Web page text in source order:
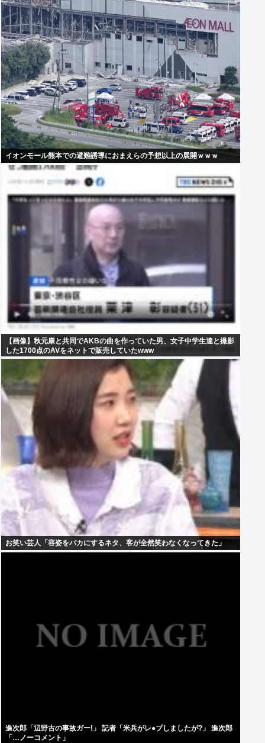
イオンモール熊本での避難誘導におまえらの予想以上の展開ｗｗｗ
【画像】秋元康と共同でAKBの曲を作っていた男、女子中学生達と撮影
した1700点のAVをネットで販売していたwww
お笑い芸人「容姿をバカにするネタ、客が全然笑わなくなってきた」
進次郎「辺野古の事故ガー!」 記者「米兵がレ●プしましたが?」 進次郎
「…ノーコメント」